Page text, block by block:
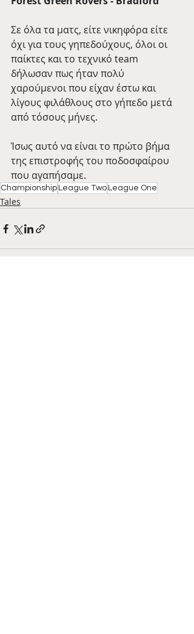
Σε όλα τα ματς, είτε νικηφόρα είτε
όχι για τους γηπεδούχους, όλοι οι
παίκτες και το τεχνικό team
δήλωσαν πως ήταν πολύ
χαρούμενοι που είχαν έστω και
λίγους φιλάθλους στο γήπεδο μετά
από τόσους μήνες.
Ίσως αυτό να είναι το πρώτο βήμα
της επιστροφής του ποδοσφαίρου
που αγαπήσαμε.
Championship League Two League One
Tales